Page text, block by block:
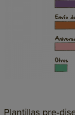
Plantillas pre-